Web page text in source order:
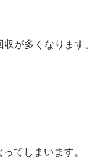
が多くなります。
てしまいます。